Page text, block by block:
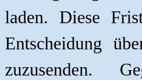
laden. Diese
Entscheidung
zuzusenden.